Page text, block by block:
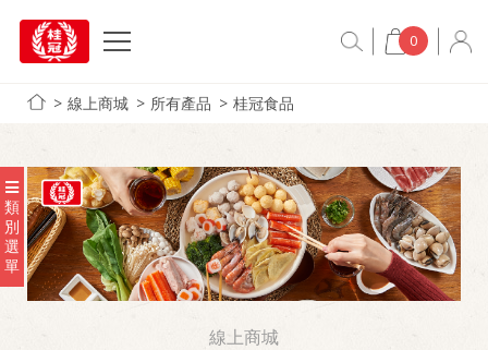
0
線上商城 所有產品 桂冠食品
類
別
選
單
線上商城